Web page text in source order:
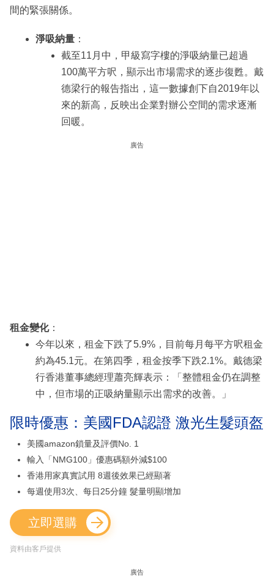
間的緊張關係。
淨吸納量 ：
截至11月中，甲級寫字樓的淨吸納量已超過
100萬平方呎，顯示出市場需求的逐步復甦。戴
德梁行的報告指出，這一數據創下自2019年以
來的新高，反映出企業對辦公空間的需求逐漸
回暖。
廣告
租金變化：
今年以來，租金下跌了5.9%，目前每月每平方呎租金
約為45.1元。在第四季，租金按季下跌2.1%。戴德梁
行香港董事總經理蕭亮輝表示：「整體租金仍在調整
中，但市場的正吸納量顯示出需求的改善。」
限時優惠：美國FDA認證 激光生髮頭盔
美國amazon鎖量及評價No. 1
輸入「NMG100」優惠碼額外減$100
香港用家真實試用 8週後效果已經顯著
每週使用3次、每日25分鐘 髮量明顯增加
立即選購
資料由客戶提供
廣告